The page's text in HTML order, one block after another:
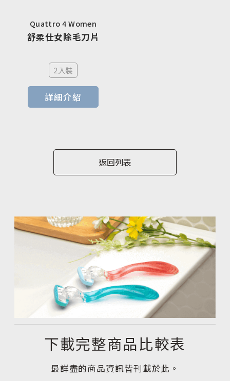
Quattro 4 Women
舒柔仕女除毛刀片
2入裝
詳細介紹
返回列表
下載完整商品比較表
最詳盡的商品資訊皆刊載於此。